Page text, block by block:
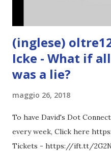
(inglese)
Icke - What if
was a lie?
maggio 26, 2018
To have David's Dot
every week, Click here
Tickets - https://ift.tt/